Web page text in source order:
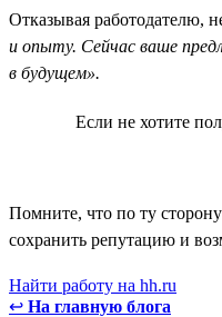
Отказывая работодателю,
и опыту. Сейчас ваше
в будущем».
Если не хотите
Помните, что по ту
сохранить репутацию и
Найти работу на hh.ru
↩ На главную блога